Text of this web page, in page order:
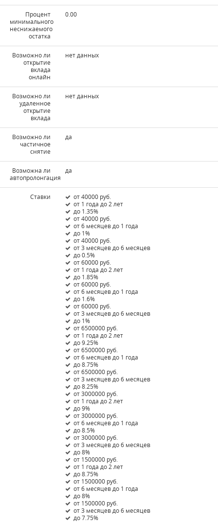
Процент
минимального
неснижаемого
остатка
0.00
Возможно ли
открытие
вклада
онлайн
нет данных
Возможно ли
удаленное
открытие
вклада
нет данных
Возможно ли
частичное
снятие
да
Возможна ли
автопролонгация
да
Ставки
от 40000 руб.
от 1 года до 2 лет
до 1.35%
от 40000 руб.
от 6 месяцев до 1 года
до 1%
от 40000 руб.
от 3 месяцев до 6 месяцев
до 0.5%
от 60000 руб.
от 1 года до 2 лет
до 1.85%
от 60000 руб.
от 6 месяцев до 1 года
до 1.6%
от 60000 руб.
от 3 месяцев до 6 месяцев
до 1%
от 6500000 руб.
от 1 года до 2 лет
до 9.25%
от 6500000 руб.
от 6 месяцев до 1 года
до 8.75%
от 6500000 руб.
от 3 месяцев до 6 месяцев
до 8.25%
от 3000000 руб.
от 1 года до 2 лет
до 9%
от 3000000 руб.
от 6 месяцев до 1 года
до 8.5%
от 3000000 руб.
от 3 месяцев до 6 месяцев
до 8%
от 1500000 руб.
от 1 года до 2 лет
до 8.75%
от 1500000 руб.
от 6 месяцев до 1 года
до 8%
от 1500000 руб.
от 3 месяцев до 6 месяцев
до 7.75%